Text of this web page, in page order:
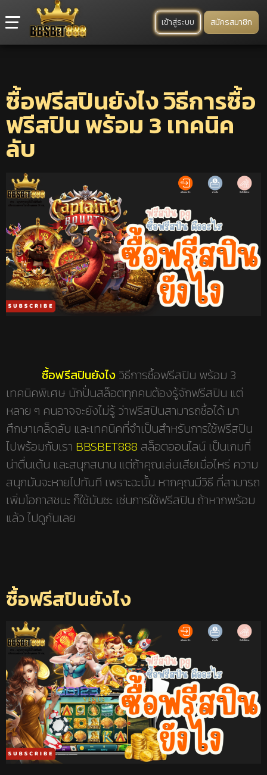
เข้าสู่ระบบ สมัครสมาชิก
ซื้อฟรีสปินยังไง วิธีการซื้อ
ฟรีสปิน พร้อม 3 เทคนิค
ลับ
ซื้อฟรีสปินยังไง วิธีการซื้อฟรีสปิน พร้อม 3
เทคนิคพิเศษ นักปั่นสล็อตทุกคนต้องรู้จักฟรีสปิน แต่
หลาย ๆ คนอาจจะยังไม่รู้ ว่าฟรีสปินสามารถซื้อได้ มา
ศึกษาเคล็ดลับ และเทคนิคที่จำเป็นสำหรับการใช้ฟรีสปิน
ไปพร้อมกับเรา BBSBET888 สล็อตออนไลน์ เป็นเกมที่
น่าตื่นเต้น และสนุกสนาน แต่ถ้าคุณเล่นเสียเมื่อไหร่ ความ
สนุกมันจะหายไปทันที เพราะฉะนั้น หากคุณมีวิธี ที่สามารถ
เพิ่มโอกาสชนะ ก็ใช้มันซะ เช่นการใช้ฟรีสปิน ถ้าหากพร้อม
แล้ว ไปดูกันเลย
ซื้อฟรีสปินยังไง